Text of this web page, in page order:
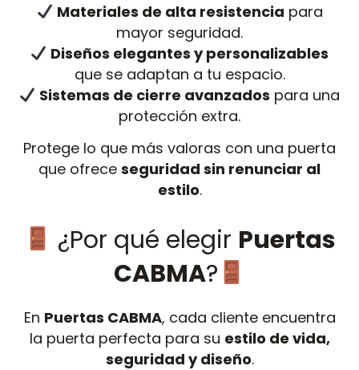
Materiales de alta resistencia para
mayor seguridad.
Diseños elegantes y personalizables
que se adaptan a tu espacio.
Sistemas de cierre avanzados para una
protección extra.
Protege lo que más valoras con una puerta
que ofrece seguridad sin renunciar al
estilo.
¿Por qué elegir Puertas
CABMA?
En Puertas CABMA, cada cliente encuentra
la puerta perfecta para su estilo de vida,
seguridad y diseño.